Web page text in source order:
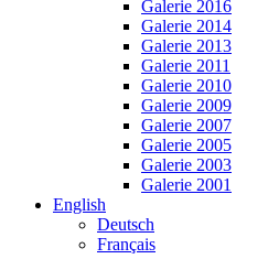
Galerie 2016
Galerie 2014
Galerie 2013
Galerie 2011
Galerie 2010
Galerie 2009
Galerie 2007
Galerie 2005
Galerie 2003
Galerie 2001
English
Deutsch
Français